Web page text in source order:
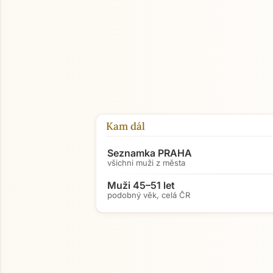
Kam dál
Seznamka PRAHA
všichni muži z města
Muži 45–51 let
podobný věk, celá ČR